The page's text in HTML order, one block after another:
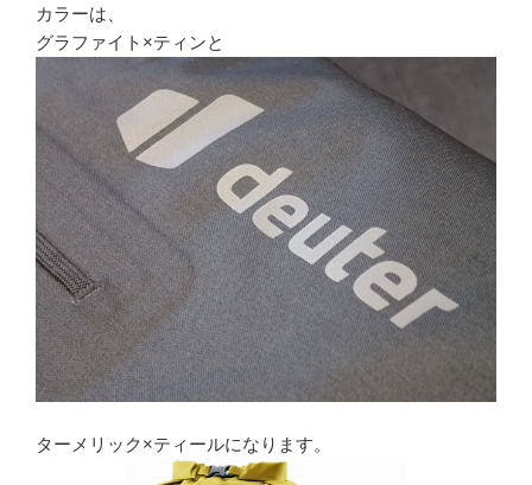
カラーは、
グラファイト×ティンと
ターメリック×ティールになります。